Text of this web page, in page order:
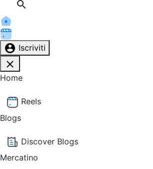
Iscriviti
Home
Reels
Blogs
Discover Blogs
Mercatino